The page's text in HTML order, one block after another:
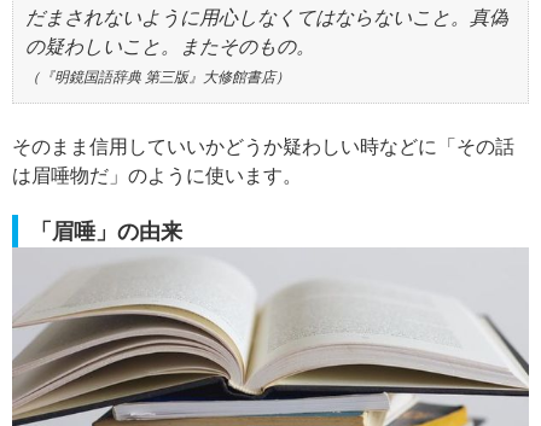
だまされないように用心しなくてはならないこと。真偽
の疑わしいこと。またそのもの。
（『明鏡国語辞典 第三版』大修館書店）
そのまま信用していいかどうか疑わしい時などに「その話
は眉唾物だ」のように使います。
「眉唾」の由来